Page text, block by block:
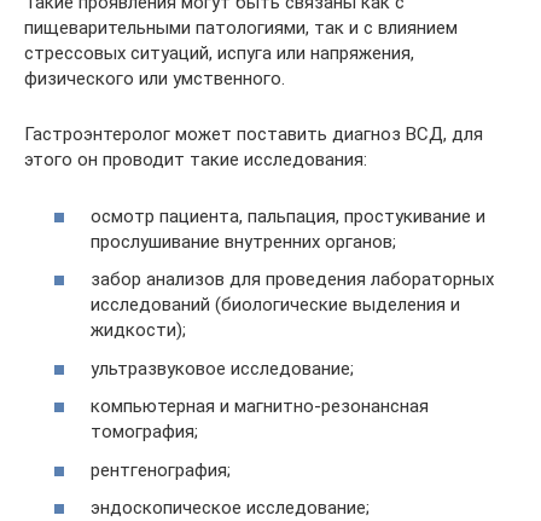
пищеварительными патологиями, так и с влиянием
стрессовых ситуаций, испуга или напряжения,
физического или умственного.
Гастроэнтеролог может поставить диагноз ВСД, для
этого он проводит такие исследования:
осмотр пациента, пальпация, простукивание и
прослушивание внутренних органов;
забор анализов для проведения лабораторных
исследований (биологические выделения и
жидкости);
ультразвуковое исследование;
компьютерная и магнитно-резонансная
томография;
рентгенография;
эндоскопическое исследование;